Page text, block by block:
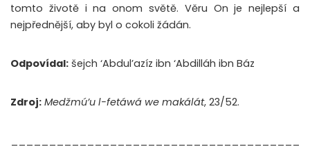
tomto životě i na onom světě. Věru On je nejlepší a
nejpřednější, aby byl o cokoli žádán.
Odpovídal: šejch ‘Abdul’azíz ibn ‘Abdilláh ibn Báz
Zdroj: Medžmú’u l-fetáwá we makálát, 23/52.